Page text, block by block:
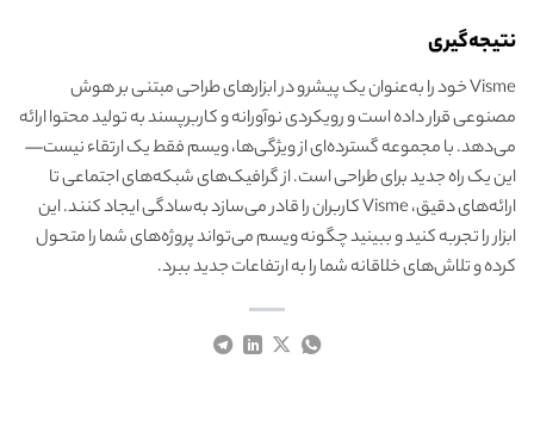
نتیجه‌گیری
Visme خود را به‌عنوان یک پیشرو در ابزارهای طراحی مبتنی بر هوش
مصنوعی قرار داده است و رویکردی نوآورانه و کاربرپسند به تولید محتوا ارائه
می‌دهد. با مجموعه گسترده‌ای از ویژگی‌ها، ویسم فقط یک ارتقاء نیست—
این یک راه جدید برای طراحی است. از گرافیک‌های شبکه‌های اجتماعی تا
ارائه‌های دقیق، Visme کاربران را قادر می‌سازد به‌سادگی ایجاد کنند. این
ابزار را تجربه کنید و ببینید چگونه ویسم می‌تواند پروژه‌های شما را متحول
کرده و تلاش‌های خلاقانه شما را به ارتفاعات جدید ببرد.